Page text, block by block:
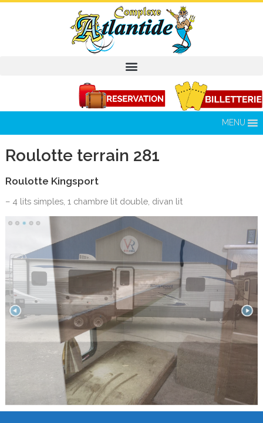
MENU
Roulotte terrain 281
Roulotte Kingsport
– 4 lits simples, 1 chambre lit double, divan lit